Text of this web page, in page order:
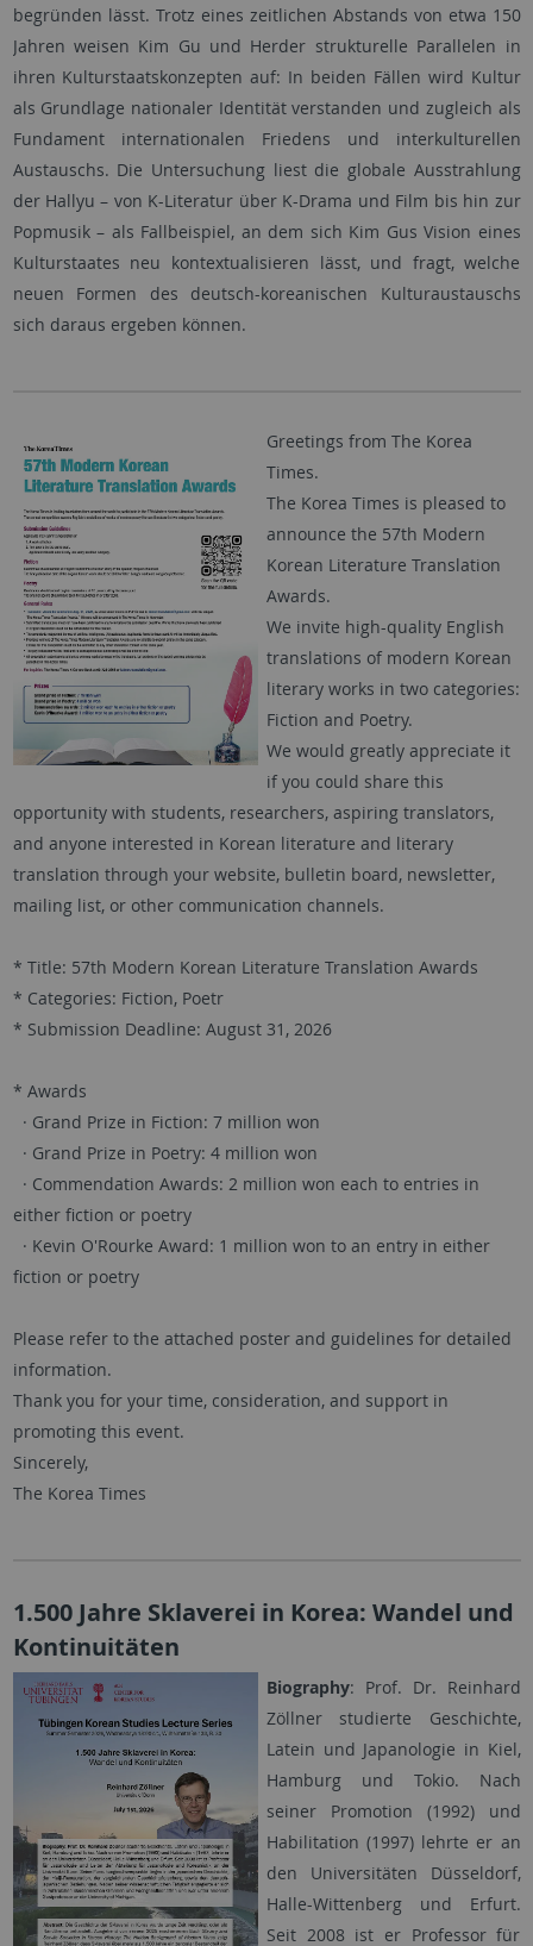
begründen lässt. Trotz eines zeitlichen Abstands von etwa 150
Jahren weisen Kim Gu und Herder strukturelle Parallelen in
ihren Kulturstaatskonzepten auf: In beiden Fällen wird Kultur
als Grundlage nationaler Identität verstanden und zugleich als
Fundament internationalen Friedens und interkulturellen
Austauschs. Die Untersuchung liest die globale Ausstrahlung
der Hallyu – von K-Literatur über K-Drama und Film bis hin zur
Popmusik – als Fallbeispiel, an dem sich Kim Gus Vision eines
Kulturstaates neu kontextualisieren lässt, und fragt, welche
neuen Formen des deutsch-koreanischen Kulturaustauschs
sich daraus ergeben können.
Greetings from The Korea
Times.
The Korea Times is pleased to
announce the 57th Modern
Korean Literature Translation
Awards.
We invite high-quality English
translations of modern Korean
literary works in two categories:
Fiction and Poetry.
We would greatly appreciate it
if you could share this
opportunity with students, researchers, aspiring translators,
and anyone interested in Korean literature and literary
translation through your website, bulletin board, newsletter,
mailing list, or other communication channels.
* Title: 57th Modern Korean Literature Translation Awards
* Categories: Fiction, Poetr
* Submission Deadline: August 31, 2026
* Awards
· Grand Prize in Fiction: 7 million won
· Grand Prize in Poetry: 4 million won
· Commendation Awards: 2 million won each to entries in
either fiction or poetry
· Kevin O'Rourke Award: 1 million won to an entry in either
fiction or poetry
Please refer to the attached poster and guidelines for detailed
information.
Thank you for your time, consideration, and support in
promoting this event.
Sincerely,
The Korea Times
1.500 Jahre Sklaverei in Korea: Wandel und
Kontinuitäten
Biography: Prof. Dr. Reinhard
Zöllner studierte Geschichte,
Latein und Japanologie in Kiel,
Hamburg und Tokio. Nach
seiner Promotion (1992) und
Habilitation (1997) lehrte er an
den Universitäten Düsseldorf,
Halle-Wittenberg und Erfurt.
Seit 2008 ist er Professor für